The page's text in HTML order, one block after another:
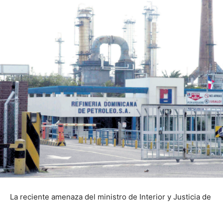
La reciente amenaza del ministro de Interior y Justicia de